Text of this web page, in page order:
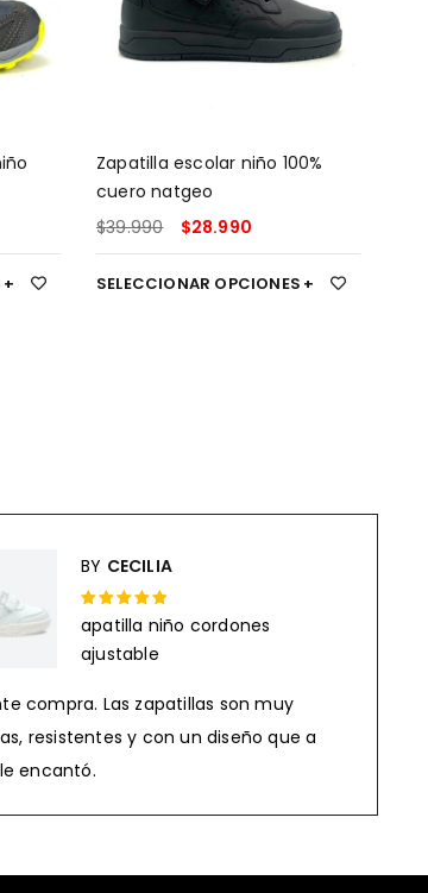
Zapatilla escolar niño 100%
cuero natgeo
$39.990 $28.990
SELECCIONAR OPCIONES
BY CECILIA
Rated 5 out
of 5
apatilla niño cordones
ajustable
compra. Las zapatillas son muy
resistentes y con un diseño que a
encantó.